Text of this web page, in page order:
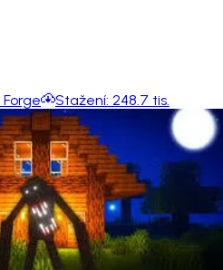
Forge Stažení: 248.7 tis.